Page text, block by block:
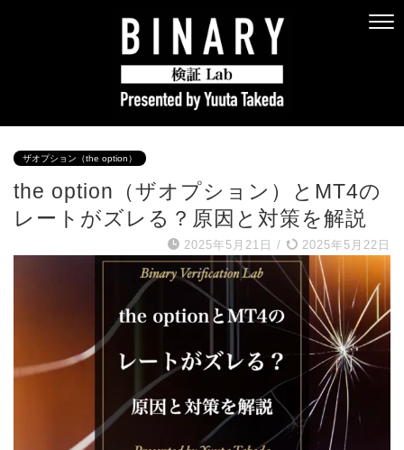
ザオプション（the option）
the option（ザオプション）とMT4の
レートがズレる？原因と対策を解説
2025年5月21日 / 2025年5月22日